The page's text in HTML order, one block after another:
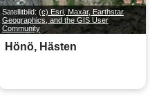
Satellitbild:(c) Esri, Maxar, Earthstar
Geographics, and the GIS User
Community
Hönö, Hästen